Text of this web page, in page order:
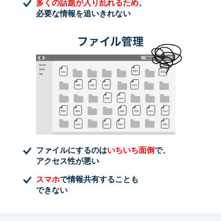
必要な情報を追いきれない
ファイルにするのはいちいち面倒で、
アクセス性が悪い
スマホで情報共有することも
できない